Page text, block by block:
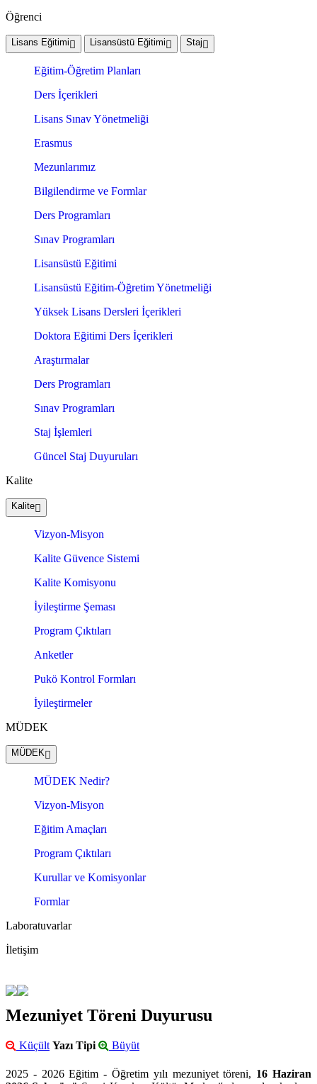
Öğrenci
Lisans Eğitimi Lisansüstü Eğitimi Staj
Eğitim-Öğretim Planları
Ders İçerikleri
Lisans Sınav Yönetmeliği
Erasmus
Mezunlarımız
Bilgilendirme ve Formlar
Ders Programları
Sınav Programları
Lisansüstü Eğitimi
Lisansüstü Eğitim-Öğretim Yönetmeliği
Yüksek Lisans Dersleri İçerikleri
Doktora Eğitimi Ders İçerikleri
Araştırmalar
Ders Programları
Sınav Programları
Staj İşlemleri
Güncel Staj Duyuruları
Kalite
Kalite
Vizyon-Misyon
Kalite Güvence Sistemi
Kalite Komisyonu
İyileştirme Şeması
Program Çıktıları
Anketler
Pukö Kontrol Formları
İyileştirmeler
MÜDEK
MÜDEK
MÜDEK Nedir?
Vizyon-Misyon
Eğitim Amaçları
Program Çıktıları
Kurullar ve Komisyonlar
Formlar
Laboratuvarlar
İletişim
Mezuniyet Töreni Duyurusu
Küçült Yazı Tipi Büyüt
2025 - 2026 Eğitim - Öğretim yılı mezuniyet töreni, 16 Haziran